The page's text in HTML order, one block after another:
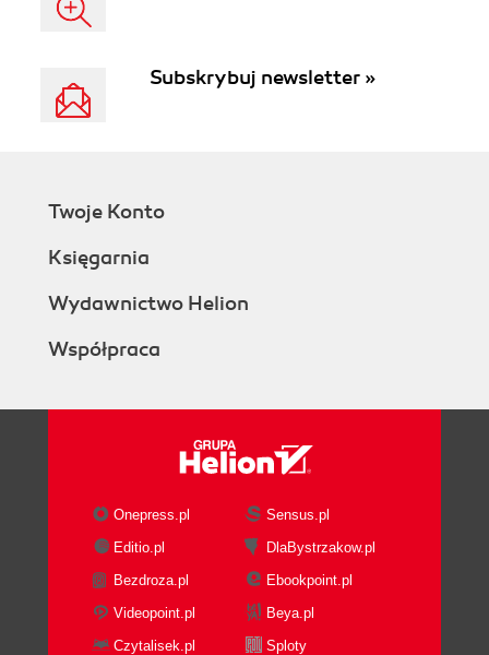
Subskrybuj newsletter »
Twoje Konto
Księgarnia
Wydawnictwo Helion
Współpraca
Onepress.pl
Sensus.pl
Editio.pl
DlaBystrzakow.pl
Bezdroza.pl
Ebookpoint.pl
Videopoint.pl
Beya.pl
Czytalisek.pl
Sploty